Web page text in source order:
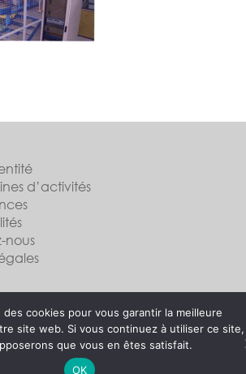
d’activités
nous
des cookies pour vous garantir la meilleure
site web. Si vous continuez à utiliser ce site,
que vous en êtes satisfait.
OK